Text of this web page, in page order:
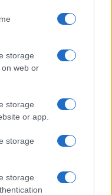
storage
web or
storage
or app.
storage
storage
αρραγή ενότητα
δυνάμεων
όλα τα εθνικά
τον Ερντογάν
–σας διαβεβαιώ
λάθος.
το έχουμε